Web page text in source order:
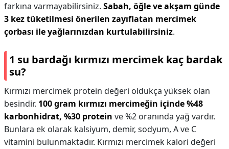
farkına varmayabilirsiniz. Sabah, öğle ve akşam günde
3 kez tüketilmesi önerilen zayıflatan mercimek
çorbası ile yağlarınızdan kurtulabilirsiniz.
1 su bardağı kırmızı mercimek kaç bardak
su?
Kırmızı mercimek protein değeri oldukça yüksek olan
besindir. 100 gram kırmızı mercimeğin içinde %48
karbonhidrat, %30 protein ve %2 oranında yağ vardır.
Bunlara ek olarak kalsiyum, demir, sodyum, A ve C
vitamini bulunmaktadır. Kırmızı mercimek kalori değeri